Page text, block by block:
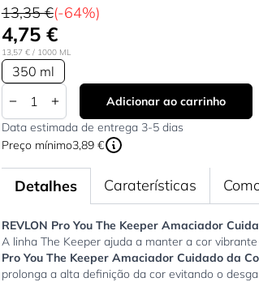
13,35 €(-64%)
4,75 €
13,57 €/ 1000 ML
350 ml
Quantidade
Adicionar ao carrinho
Data estimada de entrega 3-5 dias
Preço mínimo3,89 €
Detalhes
REVLON Pro You The Keeper Amaciador
A linha The Keeper ajuda a manter a cor
Pro You The Keeper Amaciador Cuidado da
prolonga a alta definição da cor evitando o
Caraterísticas